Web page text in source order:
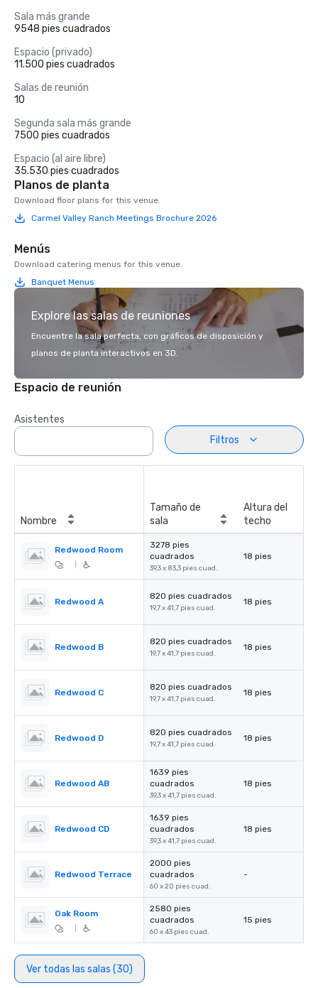
Sala más grande
9548 pies cuadrados
Espacio (privado)
11.500 pies cuadrados
Salas de reunión
10
Segunda sala más grande
7500 pies cuadrados
Espacio (al aire libre)
35.530 pies cuadrados
Planos de planta
Download floor plans for this venue.
Carmel Valley Ranch Meetings Brochure 2026
Menús
Download catering menus for this venue.
Banquet Menus
Explore las salas de reuniones
Encuentre la sala perfecta, con gráficos de disposición y
planos de planta interactivos en 3D.
Espacio de reunión
Asistentes
Filtros
Nombre
Tamaño de
sala
Altura del
techo
Redwood Room
3278 pies
cuadrados
39,3 x 83,3 pies cuad.
18 pies
Redwood A
820 pies cuadrados
19,7 x 41,7 pies cuad.
18 pies
Redwood B
820 pies cuadrados
19,7 x 41,7 pies cuad.
18 pies
Redwood C
820 pies cuadrados
19,7 x 41,7 pies cuad.
18 pies
Redwood D
820 pies cuadrados
19,7 x 41,7 pies cuad.
18 pies
Redwood AB
1639 pies
cuadrados
39,3 x 41,7 pies cuad.
18 pies
Redwood CD
1639 pies
cuadrados
39,3 x 41,7 pies cuad.
18 pies
Redwood Terrace
2000 pies
cuadrados
60 x 20 pies cuad.
-
Oak Room
2580 pies
cuadrados
60 x 43 pies cuad.
15 pies
Ver todas las salas (30)